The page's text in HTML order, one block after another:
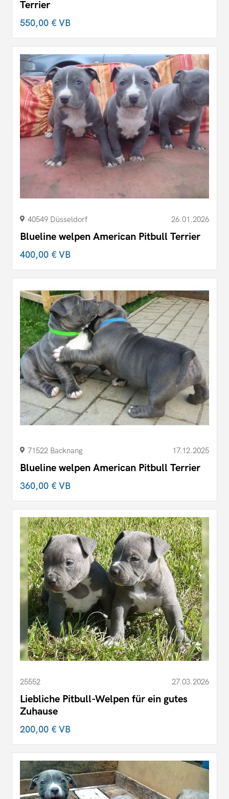
Terrier
550,00 €VB
40549 Düsseldorf 26.01.2026
Blueline welpen American Pitbull Terrier
400,00 €VB
71522 Backnang 17.12.2025
Blueline welpen American Pitbull Terrier
360,00 €VB
25552 27.03.2026
Liebliche Pitbull-Welpen für ein gutes
Zuhause
200,00 €VB